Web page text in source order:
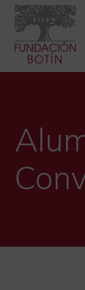
Skip
content